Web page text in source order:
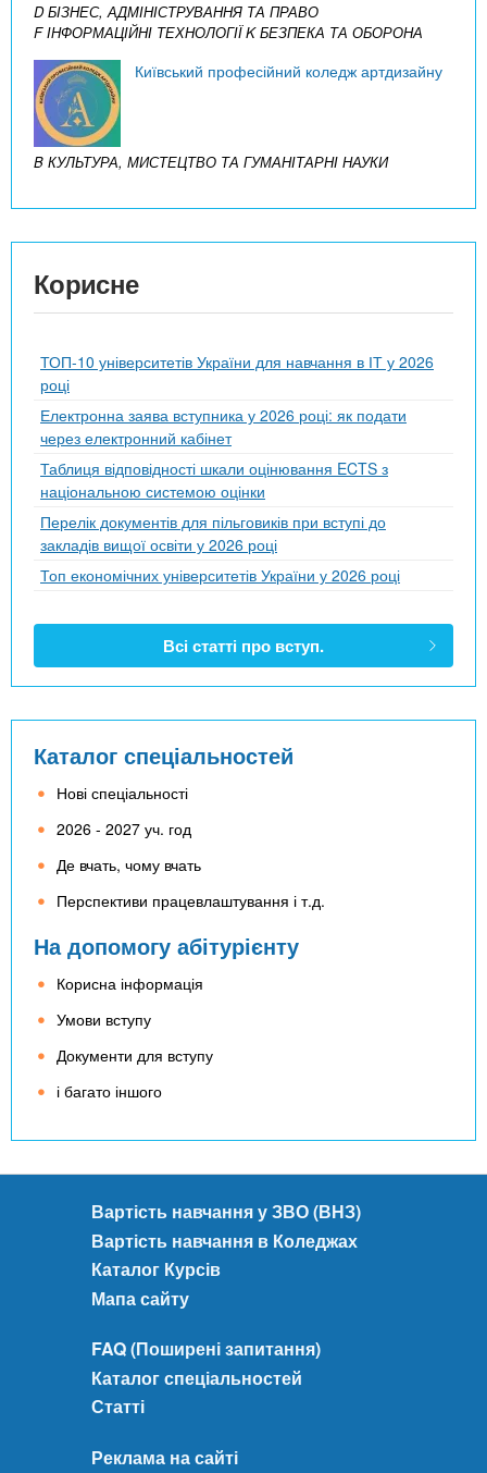
D БІЗНЕС, АДМІНІСТРУВАННЯ ТА ПРАВО
F ІНФОРМАЦІЙНІ ТЕХНОЛОГІЇK БЕЗПЕКА ТА ОБОРОНА
Київський професійний коледж артдизайну
B КУЛЬТУРА, МИСТЕЦТВО ТА ГУМАНІТАРНІ НАУКИ
Корисне
ТОП-10 університетів України для навчання в ІТ у 2026
році
Електронна заява вступника у 2026 році: як подати
через електронний кабінет
Таблиця відповідності шкали оцінювання ECTS з
національною системою оцінки
Перелік документів для пільговиків при вступі до
закладів вищої освіти у 2026 році
Топ економічних університетів України у 2026 році
Всі статті про вступ.
Каталог спеціальностей
Нові спеціальності
2026 - 2027 уч. год
Де вчать, чому вчать
Перспективи працевлаштування і т.д.
На допомогу абітурієнту
Корисна інформація
Умови вступу
Документи для вступу
і багато іншого
Вартість навчання у ЗВО (ВНЗ)
Вартість навчання в Коледжах
Каталог Курсів
Мапа сайту
FAQ (Поширені запитання)
Каталог спеціальностей
Статті
Реклама на сайті